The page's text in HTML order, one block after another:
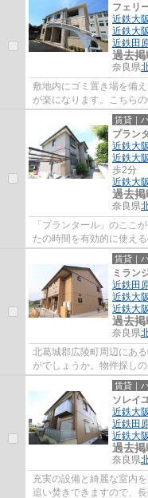
フェリ
近鉄大
近鉄大
近鉄田
過去
奈良県
敷地内にゴミ置き場を備
が楽になります。こちら
が魅力の一押し物件とな
賃貸｜
プラン
近鉄大
近鉄大
歩2分
近鉄大
過去
奈良県
「プランタール」のここ
たの時間を有効的に使え
必須の、インターネット
賃貸｜
ミラン
近鉄田
近鉄大
近鉄大
過去
奈良県
北葛城郡広陵町周辺にあ
がでしょうか。物件探し
ホームまでご連絡下さい
賃貸｜
ソレイ
近鉄大
近鉄田
近鉄大
過去
奈良県
充実の設備と綺麗な室内
追い焚きできますので、